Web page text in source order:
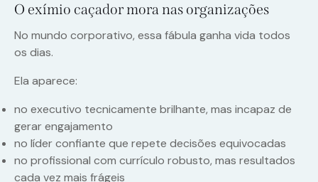
O exímio caçador mora nas organizações
No mundo corporativo, essa fábula ganha vida todos
os dias.
Ela aparece:
no executivo tecnicamente brilhante, mas incapaz de
gerar engajamento
no líder confiante que repete decisões equivocadas
no profissional com currículo robusto, mas resultados
cada vez mais frágeis